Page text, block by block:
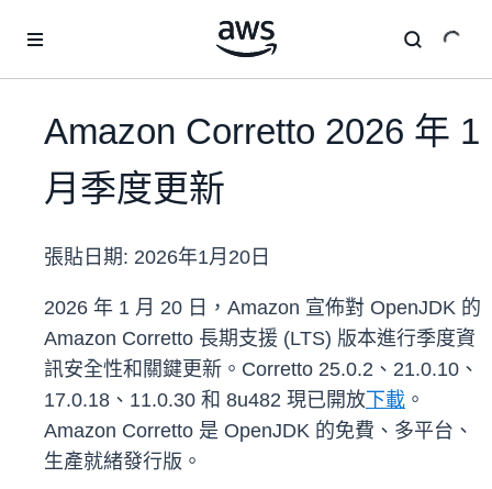
Amazon Corretto 2026 年 1
月季度更新
張貼日期: 2026年1月20日
2026 年 1 月 20 日，Amazon 宣佈對 OpenJDK 的
Amazon Corretto 長期支援 (LTS) 版本進行季度資
訊安全性和關鍵更新。Corretto 25.0.2、21.0.10、
17.0.18、11.0.30 和 8u482 現已開放 下載 。
Amazon Corretto 是 OpenJDK 的免費、多平台、
生產就緒發行版。